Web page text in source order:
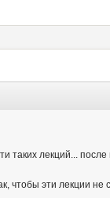
таких лекций... после
эти лекции не